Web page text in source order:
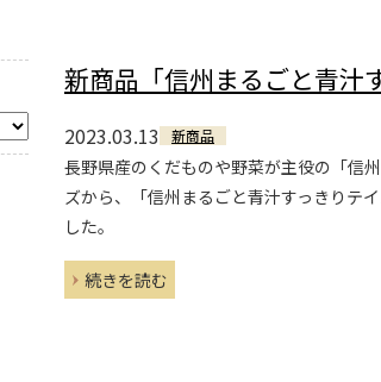
新商品「信州まるごと青汁
2023.03.13 新商品
長野県産のくだものや野菜が主役の「信
ズから、「信州まるごと青汁すっきりテ
した。
続きを読む